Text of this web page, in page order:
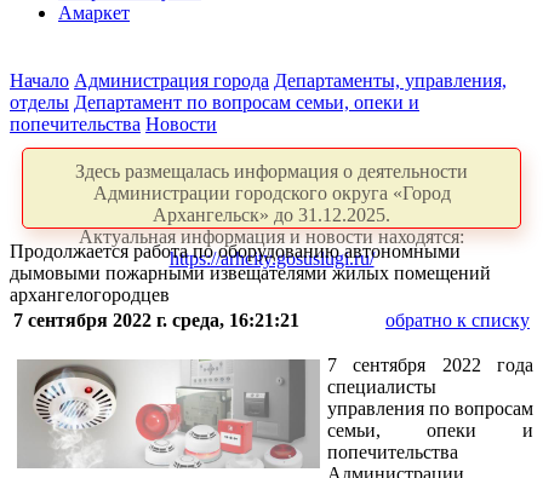
Амаркет
Начало Администрация города Департаменты, управления,
отделы Департамент по вопросам семьи, опеки и
попечительства Новости
Здесь размещалась информация о деятельности
Администрации городского округа «Город
Архангельск» до 31.12.2025.
Актуальная информация и новости находятся:
https://arhcity.gosuslugi.ru/
Продолжается работа по оборудованию автономными
дымовыми пожарными извещателями жилых помещений
архангелогородцев
7 сентября 2022 г. среда, 16:21:21
обратно к списку
7 сентября 2022 года
специалисты
управления по вопросам
семьи, опеки и
попечительства
Администрации